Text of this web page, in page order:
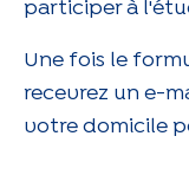
participer à
Une fois le
recevrez un e-
votre domicile